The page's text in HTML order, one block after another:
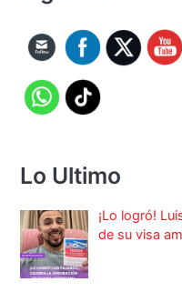
Lo Ultimo
¡Lo logró!
de su visa